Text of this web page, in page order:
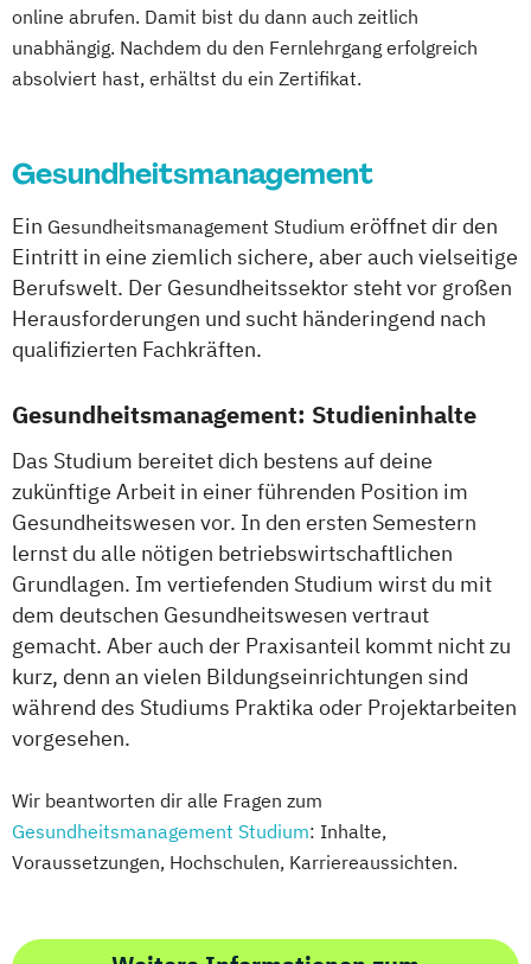
Sporttherapie und
Gesundheitsmanagement
online abrufen. Damit bist du dann auch zeitlich
unabhängig. Nachdem du den Fernlehrgang erfolgreich
absolviert hast, erhältst du ein Zertifikat.
Gesundheitsmanagement
Ein Gesundheitsmanagement Studium eröffnet dir den
Eintritt in eine ziemlich sichere, aber auch vielseitige
Berufswelt. Der Gesundheitssektor steht vor großen
Herausforderungen und sucht händeringend nach
qualifizierten Fachkräften.
Gesundheitsmanagement: Studieninhalte
Das Studium bereitet dich bestens auf deine
zukünftige Arbeit in einer führenden Position im
Gesundheitswesen vor. In den ersten Semestern
lernst du alle nötigen betriebswirtschaftlichen
Grundlagen. Im vertiefenden Studium wirst du mit
dem deutschen Gesundheitswesen vertraut
gemacht. Aber auch der Praxisanteil kommt nicht zu
kurz, denn an vielen Bildungseinrichtungen sind
während des Studiums Praktika oder Projektarbeiten
vorgesehen.
Wir beantworten dir alle Fragen zum
Gesundheitsmanagement Studium: Inhalte,
Voraussetzungen, Hochschulen, Karriereaussichten.